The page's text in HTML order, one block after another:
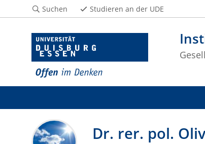
Suchen Studieren an der UDE
Dr. rer. pol.